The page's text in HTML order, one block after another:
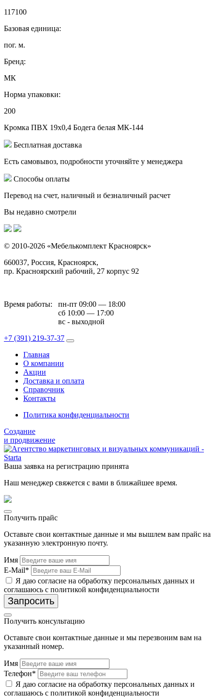
117100
Базовая единица:
пог. м.
Бренд:
МК
Норма упаковки:
200
Кромка ПВХ 19х0,4 Бодега белая МК-144
Бесплатная доставка
Есть самовывоз, подробности уточняйте у менеджера
Способы оплаты
Перевод на счет, наличный и безналичный расчет
Вы недавно смотрели
© 2010-2026 «Мебелькомплект Красноярск»
660037, Россия, Красноярск,
пр. Красноярский рабочий, 27 корпус 92
Время работы:
пн-пт 09:00 — 18:00
сб 10:00 — 17:00
вс - выходной
+7 (391) 219-37-37
Главная
О компании
Акции
Доставка и оплата
Справочник
Контакты
Политика конфиденциальности
Создание
и продвижение
Ваша заявка на регистрацию принята
Наш менеджер свяжется с вами в ближайшее время.
Получить прайс
Оставьте свои контактные данные и мы вышлем вам прайс на
указанную электронную почту.
Имя
E-Mail*
Я даю согласие на обработку персональных данных и
соглашаюсь с политикой конфиденциальности
Запросить
Получить консультацию
Оставьте свои контактные данные и мы перезвоним вам на
указанный номер.
Имя
Телефон*
Я даю согласие на обработку персональных данных и
соглашаюсь с политикой конфиденциальности